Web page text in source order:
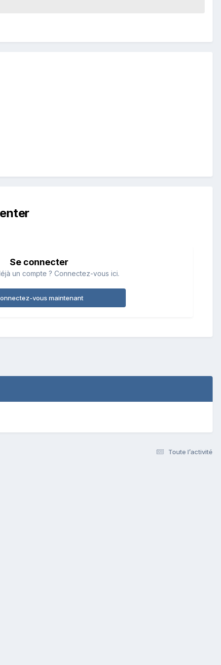
Se connecter
un compte ? Connectez-vous ici.
vous maintenant
Toute l’activité